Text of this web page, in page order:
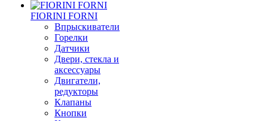
FIORINI FORNI
Впрыскиватели
Горелки
Датчики
Двери, стекла и
аксессуары
Двигатели,
редукторы
Клапаны
Кнопки